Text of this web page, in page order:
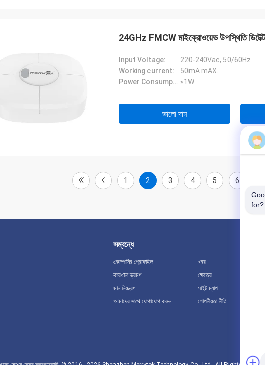
24GHz FMCW মাইক্রোওয়েভ উপস্থিতি
Input Voltage:
220-240Vac, 50/60Hz
Working current:
50mA mAX.
Power Consumption: ≤1W
ভালো দাম
1 2 3 4 5 6
সম্বন্ধে
কোম্পানির প্রোফাইল
কারখানা ভ্রমণ
মান নিয়ন্ত্রণ
আমাদের সাথে যোগাযোগ করুন
খবর
ক্ষেত্রে
সাইট ম্যাপ
গোপনীয়তা নীতি
for?